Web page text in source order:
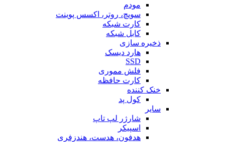
مودم
سویچ، روتر، اکسس پوینت
کارت شبکه
کابل شبکه
ذخیره سازی
هارد دیسک
SSD
فلش مموری
کارت حافظه
خنک کننده
کول پد
سایر
شارژر لپ تاپ
اسپیکر
هدفون، هدست، هندزفری